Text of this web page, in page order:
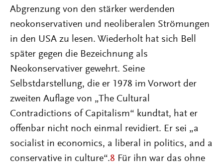
Abgrenzung von den stärker werdenden
neokonservativen und neoliberalen Strömungen
in den USA zu lesen. Wiederholt hat sich Bell
später gegen die Bezeichnung als
Neokonservativer gewehrt. Seine
Selbstdarstellung, die er 1978 im Vorwort der
zweiten Auflage von „The Cultural
Contradictions of Capitalism“ kundtat, hat er
offenbar nicht noch einmal revidiert. Er sei „a
socialist in economics, a liberal in politics, and a
conservative in culture“.8 Für ihn war das ohne